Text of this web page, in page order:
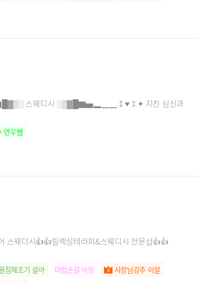
스웨디시 ░▒▓█▇▅▂​▁▁⁑♥⁑✦ 지친 심신과
연우쌤
스웨디시👍👍릴렉싱테라피&스웨디시 전문샵👍👍
잠제조기 설아 마법손길 아잉
사장님강추 이설